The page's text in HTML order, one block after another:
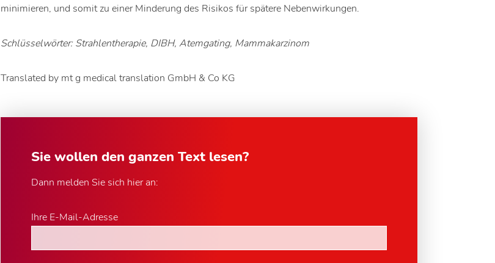
minimieren, und somit zu einer Minderung des Risikos für spätere Nebenwirkungen.
Schlüsselwörter: Strahlentherapie, DIBH, Atemgating, Mammakarzinom
Translated by mt g medical translation GmbH & Co KG
Sie wollen den ganzen Text lesen?
Dann melden Sie sich hier an:
Ihre E-Mail-Adresse